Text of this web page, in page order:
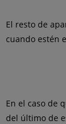
El resto de
cuando estén
En el caso de
del último de